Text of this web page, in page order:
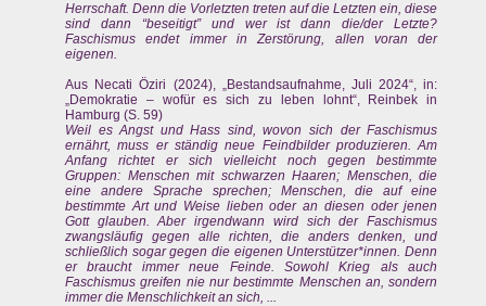
Herrschaft. Denn die Vorletzten treten auf die Letzten ein, diese
sind dann “beseitigt” und wer ist dann die/der Letzte?
Faschismus endet immer in Zerstörung, allen voran der
eigenen.
Aus Necati Öziri (2024), „Bestandsaufnahme, Juli 2024“, in:
„Demokratie – wofür es sich zu leben lohnt“, Reinbek in
Hamburg (S. 59)
Weil es Angst und Hass sind, wovon sich der Faschismus
ernährt, muss er ständig neue Feindbilder produzieren. Am
Anfang richtet er sich vielleicht noch gegen bestimmte
Gruppen: Menschen mit schwarzen Haaren; Menschen, die
eine andere Sprache sprechen; Menschen, die auf eine
bestimmte Art und Weise lieben oder an diesen oder jenen
Gott glauben. Aber irgendwann wird sich der Faschismus
zwangsläufig gegen alle richten, die anders denken, und
schließlich sogar gegen die eigenen Unterstützer*innen. Denn
er braucht immer neue Feinde. Sowohl Krieg als auch
Faschismus greifen nie nur bestimmte Menschen an, sondern
immer die Menschlichkeit an sich, ...